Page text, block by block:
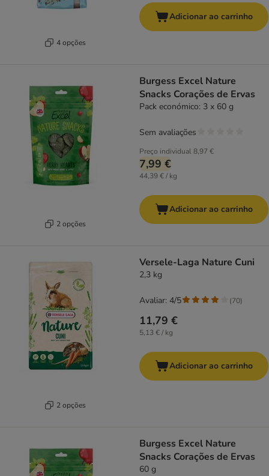
4 opções
Adicionar ao carrinho
2 opções
Burgess Excel Nature
Snacks Corações de Ervas
Pack económico: 3 x 60 g
Preço individual8,97 €
7,99 €
44,39 € / kg
Sem avaliações
Adicionar ao carrinho
2 opções
Versele-Laga Nature Cuni
2,3 kg
11,79 €
5,13 € / kg
Avaliar: 4/5 (70)
Adicionar ao carrinho
Burgess Excel Nature
Snacks Corações de Ervas
60 g